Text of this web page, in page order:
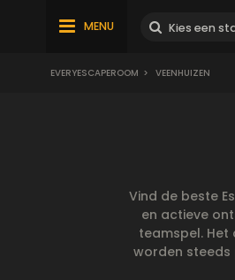
MENU
EVERYESCAPEROOM > VEENHUIZEN
Vind de beste
en actieve
teamspel. Het
worden steeds